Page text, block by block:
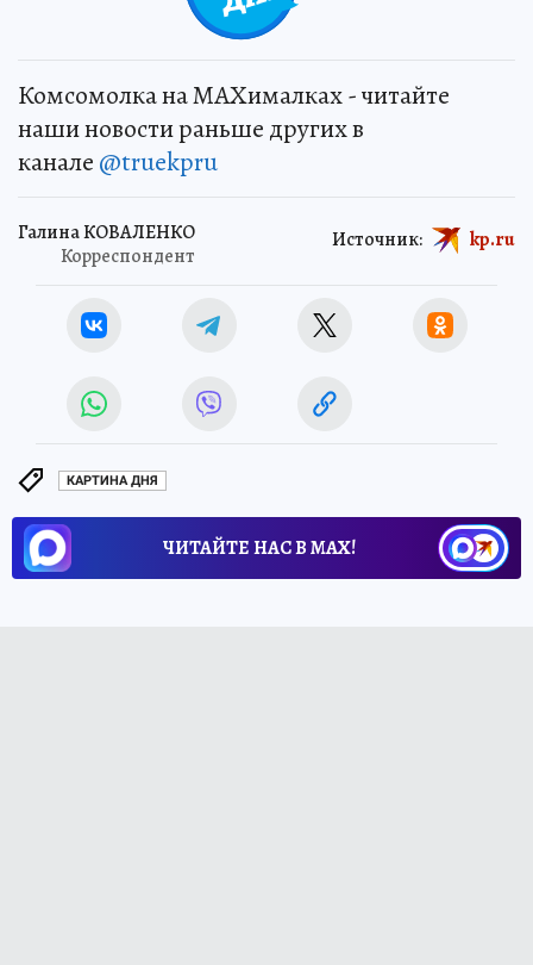
Комсомолка на MAXималках - читайте
наши новости раньше других в
канале @truekpru
Галина КОВАЛЕНКО
Корреспондент
Источник: kp.ru
КАРТИНА ДНЯ
ЧИТАЙТЕ НАС В МАХ!